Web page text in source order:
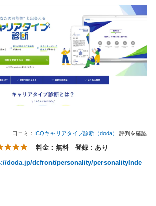
口コミ： ICQキャリアタイプ診断（doda） 評判を確認
料金：無料 登録：あり
doda.jp/dcfront/personality/personalityInde